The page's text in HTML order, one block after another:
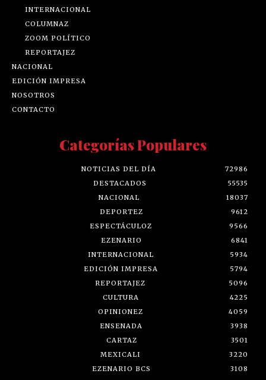
INTERNACIONAL
COLUMNAZ
ZOOM POLÍTICO
REPORTAJEZ
NACIONAL
EDICIÓN IMPRESA
NOSOTROS
CONTACTO
Categorías Populares
NOTICIAS DEL DÍA
72986
DESTACADOS
55535
NACIONAL
18037
DEPORTEZ
9612
ESPECTÁCULOZ
9566
EZENARIO
6841
INTERNACIONAL
5934
EDICIÓN IMPRESA
5794
REPORTAJEZ
5096
CULTURA
4225
OPINIONEZ
4059
ENSENADA
3938
CARTAZ
3501
MEXICALI
3220
EZENARIO BCS
3108